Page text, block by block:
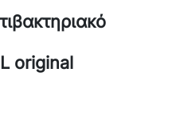
original